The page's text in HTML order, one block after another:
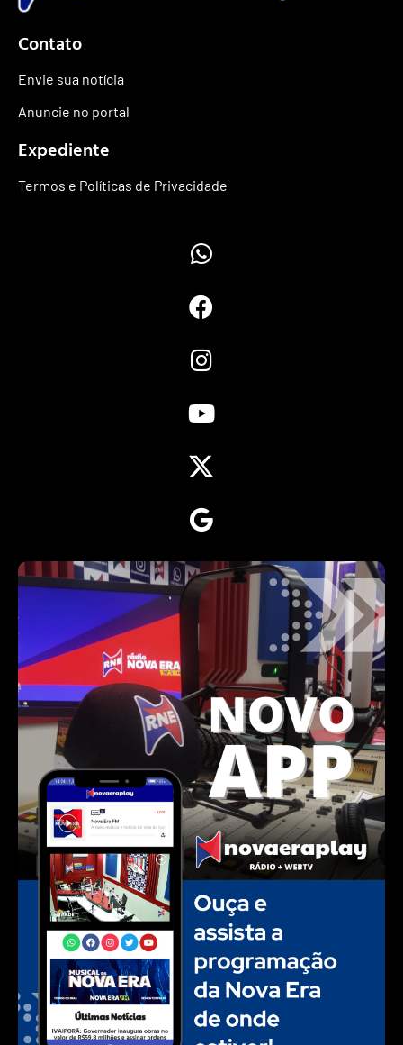
Contato
Envie sua notícia
Anuncie no portal
Expediente
Termos e Políticas de Privacidade